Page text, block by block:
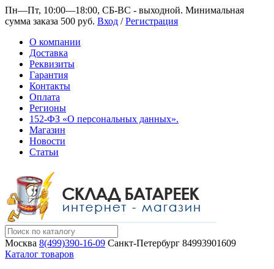
Пн—Пт, 10:00—18:00, СБ-ВС - выходной. Минимальная
сумма заказа 500 руб. Вход /Регистрация
О компании
Доставка
Реквизиты
Гарантия
Контакты
Оплата
Регионы
152-ФЗ «О персональных данных».
Магазин
Новости
Статьи
Москва 8(499)390-16-09 Санкт-Петербург 84993901609
Каталог товаров